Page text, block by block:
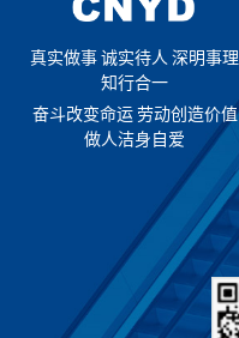
真实做事诚实待人 深明事理
知行合一
奋斗改变命运 劳动创 造价值
做人洁身自爱